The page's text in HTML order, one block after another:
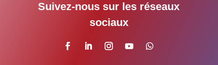
Suivez-nous sur les réseaux
sociaux